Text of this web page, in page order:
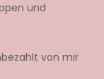
und
von mir